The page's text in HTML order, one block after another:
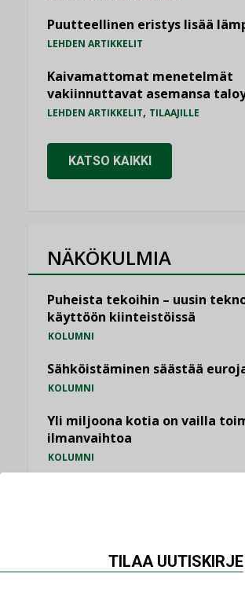
Puutteellinen eristys lisää
LEHDEN ARTIKKELIT
Kaivamattomat menetelmät
vakiinnuttavat asemansa
LEHDEN ARTIKKELIT, TILAAJILLE
KATSO KAIKKI
NÄKÖKULMIA
Puheista tekoihin – uusin
käyttöön kiinteistöissä
KOLUMNI
Sähköistäminen säästää
KOLUMNI
Yli miljoona kotia on vailla
ilmanvaihtoa
KOLUMNI
Vesi- ja viemärimitoittaminen
jämähtänyt ajassa paikalleen
TILAA UUTISKIRJE